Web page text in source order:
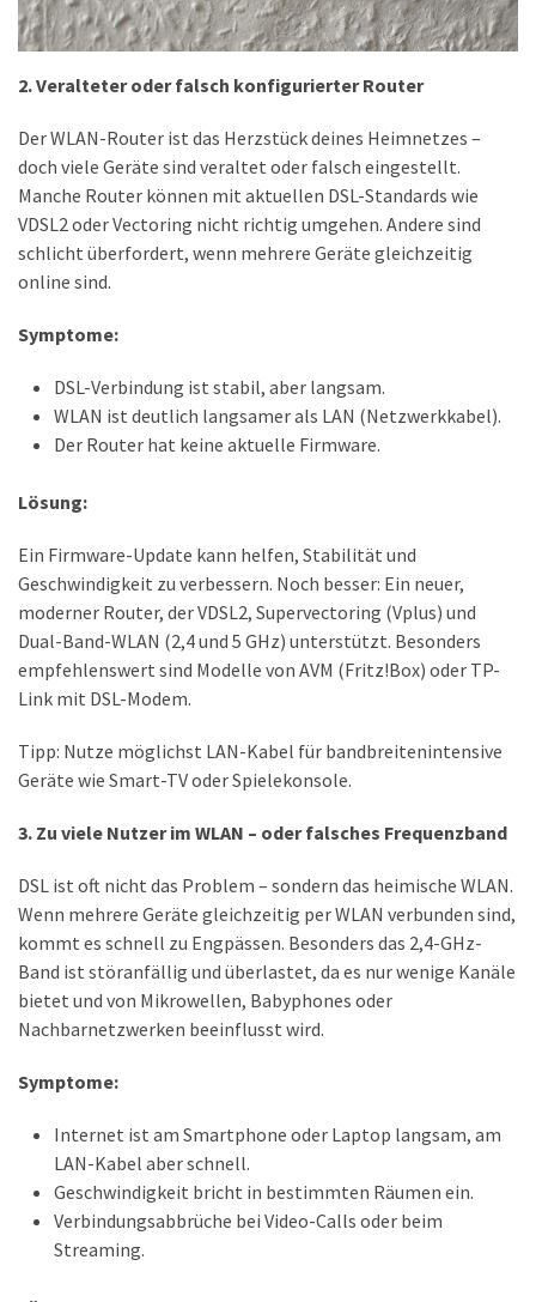
MOST
CATEGORIES
Handys
(31)
Tablets
Multimedia
(13)
Handytarif
(38)
Angebote
(19)
Vergleich
(18)
2. Veralteter oder falsch konfigurierter Router
Der WLAN-Router ist das Herzstück deines Heimnetzes –
doch viele Geräte sind veraltet oder falsch eingestellt.
Manche Router können mit aktuellen DSL-Standards wie
VDSL2 oder Vectoring nicht richtig umgehen. Andere sind
schlicht überfordert, wenn mehrere Geräte gleichzeitig
online sind.
Symptome:
DSL-Verbindung ist stabil, aber langsam.
WLAN ist deutlich langsamer als LAN (Netzwerkkabel).
Der Router hat keine aktuelle Firmware.
Lösung:
Ein Firmware-Update kann helfen, Stabilität und
Geschwindigkeit zu verbessern. Noch besser: Ein neuer,
moderner Router, der VDSL2, Supervectoring (Vplus) und
Dual-Band-WLAN (2,4 und 5 GHz) unterstützt. Besonders
empfehlenswert sind Modelle von AVM (Fritz!Box) oder TP-
Link mit DSL-Modem.
Tipp: Nutze möglichst LAN-Kabel für bandbreitenintensive
Geräte wie Smart-TV oder Spielekonsole.
3. Zu viele Nutzer im WLAN – oder falsches Frequenzband
DSL ist oft nicht das Problem – sondern das heimische WLAN.
Wenn mehrere Geräte gleichzeitig per WLAN verbunden sind,
kommt es schnell zu Engpässen. Besonders das 2,4-GHz-
Band ist störanfällig und überlastet, da es nur wenige Kanäle
bietet und von Mikrowellen, Babyphones oder
Nachbarnetzwerken beeinflusst wird.
Symptome:
Internet ist am Smartphone oder Laptop langsam, am
LAN-Kabel aber schnell.
Geschwindigkeit bricht in bestimmten Räumen ein.
Verbindungsabbrüche bei Video-Calls oder beim
Streaming.